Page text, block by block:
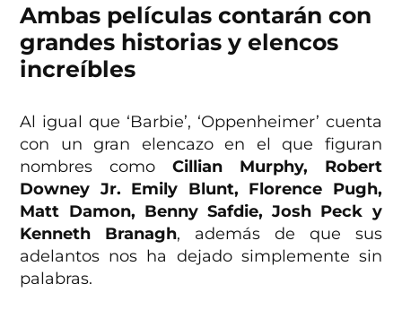
Ambas películas contarán con
grandes historias y elencos
increíbles
Al igual que ‘Barbie’, ‘Oppenheimer’ cuenta
con un gran elencazo en el que figuran
nombres como Cillian Murphy, Robert
Downey Jr. Emily Blunt, Florence Pugh,
Matt Damon, Benny Safdie, Josh Peck y
Kenneth Branagh, además de que sus
adelantos nos ha dejado simplemente sin
palabras.